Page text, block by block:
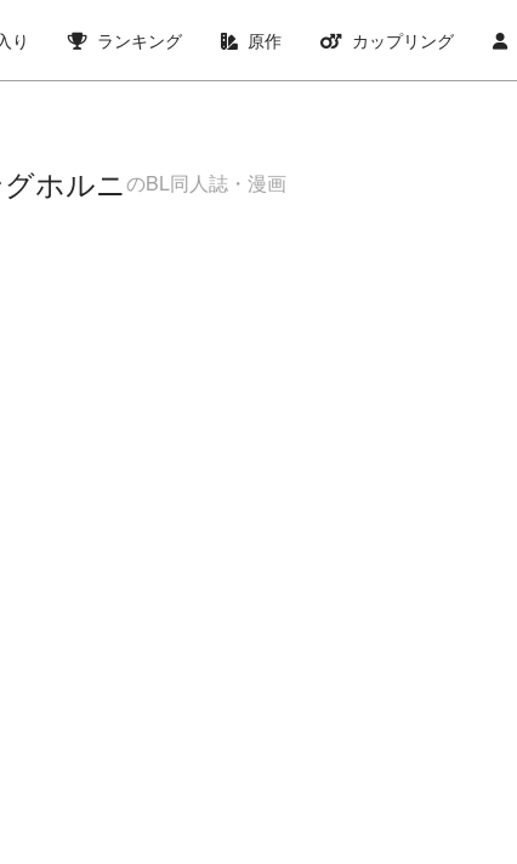
り ランキング 原作 カップリング
ホルニのBL同人誌・漫画